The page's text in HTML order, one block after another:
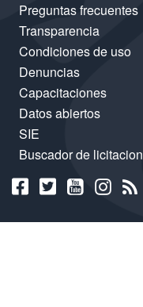
Preguntas frecuentes
Transparencia
Condiciones de uso
Denuncias
Capacitaciones
Datos abiertos
SIE
Buscador de